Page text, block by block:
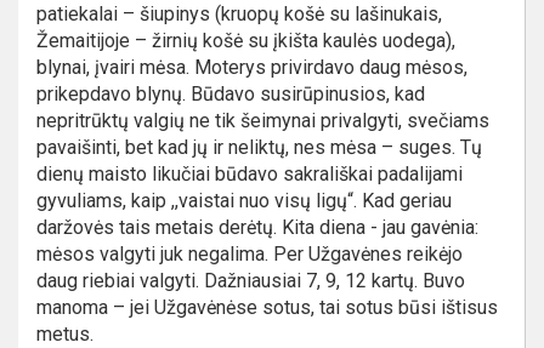
patiekalai – šiupinys (kruopų košė su lašinukais,
Žemaitijoje – žirnių košė su įkišta kaulės uodega),
blynai, įvairi mėsa. Moterys privirdavo daug mėsos,
prikepdavo blynų. Būdavo susirūpinusios, kad
nepritrūktų valgių ne tik šeimynai privalgyti, svečiams
pavaišinti, bet kad jų ir neliktų, nes mėsa – suges. Tų
dienų maisto likučiai būdavo sakrališkai padalijami
gyvuliams, kaip ,,vaistai nuo visų ligų“. Kad geriau
daržovės tais metais derėtų. Kita diena - jau gavėnia:
mėsos valgyti juk negalima. Per Užgavėnes reikėjo
daug riebiai valgyti. Dažniausiai 7, 9, 12 kartų. Buvo
manoma – jei Užgavėnėse sotus, tai sotus būsi ištisus
metus.